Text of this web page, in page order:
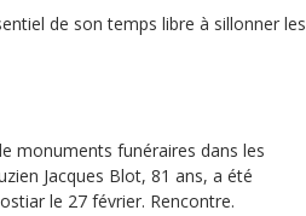
de son temps libre à sillonner les
monuments funéraires dans les
Jacques Blot, 81 ans, a été
le 27 février. Rencontre.